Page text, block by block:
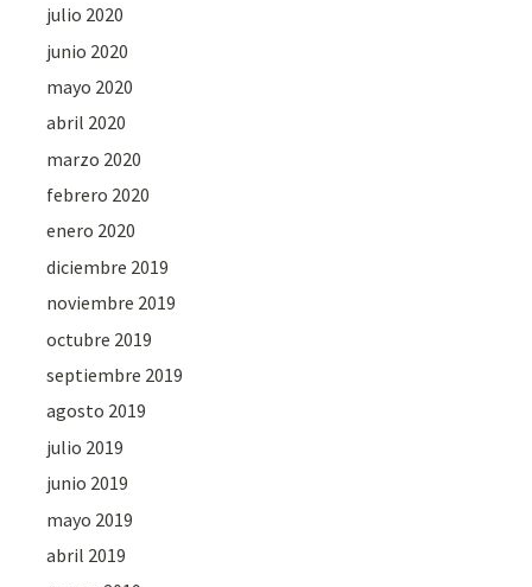
julio 2020
junio 2020
mayo 2020
abril 2020
marzo 2020
febrero 2020
enero 2020
diciembre 2019
noviembre 2019
octubre 2019
septiembre 2019
agosto 2019
julio 2019
junio 2019
mayo 2019
abril 2019